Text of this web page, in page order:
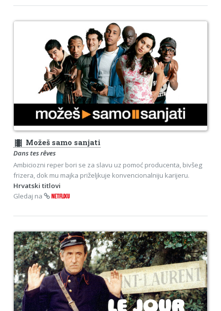
theaters Možeš samo sanjati
Dans tes rêves
Ambiciozni reper bori se za slavu uz pomoć producenta, bivšeg
frizera, dok mu majka priželjkuje konvencionalniju karijeru.
Hrvatski titlovi
Gledaj na
NETFLIXU